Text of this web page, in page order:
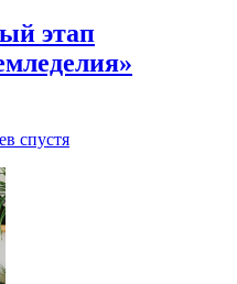
этап
спустя